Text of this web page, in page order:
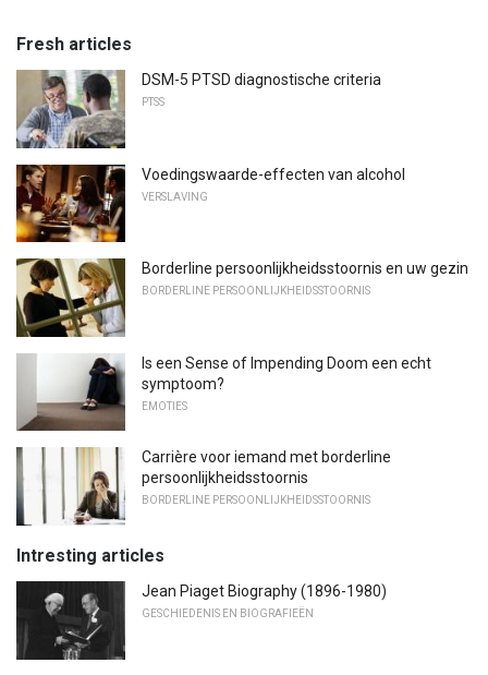
Fresh articles
DSM-5 PTSD diagnostische criteria
PTSS
Voedingswaarde-effecten van alcohol
VERSLAVING
Borderline persoonlijkheidsstoornis en uw gezin
BORDERLINE PERSOONLIJKHEIDSSTOORNIS
Is een Sense of Impending Doom een ​​echt
symptoom?
EMOTIES
Carrière voor iemand met borderline
persoonlijkheidsstoornis
BORDERLINE PERSOONLIJKHEIDSSTOORNIS
Intresting articles
Jean Piaget Biography (1896-1980)
GESCHIEDENIS EN BIOGRAFIEËN